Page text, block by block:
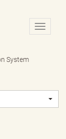
N
a
o
System